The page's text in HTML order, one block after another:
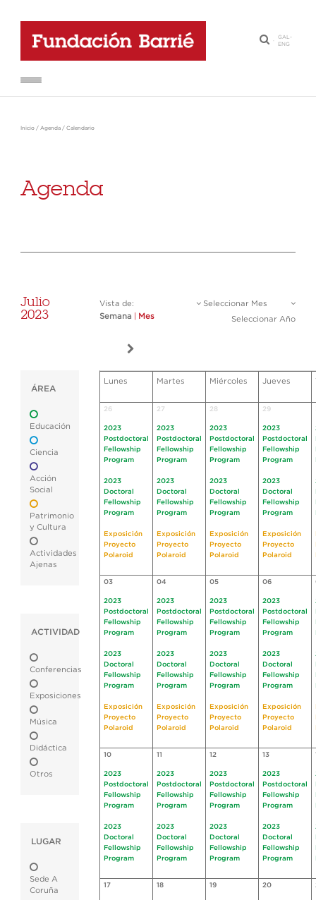
·
GAL-
ENG
Inicio / Agenda / Calendario
Agenda
Julio
2023
Vista de:
Semana
Mes
Seleccionar Mes
Seleccionar Año
ÁREA
Educación
Ciencia
Acción
Social
Patrimonio
y Cultura
Actividades
Ajenas
ACTIVIDAD
Conferencias
Exposiciones
Música
Didáctica
Otros
LUGAR
Sede A
Coruña
Lunes Martes Miércoles Jueves
26
2023
Postdoctoral
Fellowship
Program
2023
Doctoral
Fellowship
Program
Exposición
Proyecto
Polaroid
27
2023
Postdoctoral
Fellowship
Program
2023
Doctoral
Fellowship
Program
Exposición
Proyecto
Polaroid
28
2023
Postdoctoral
Fellowship
Program
2023
Doctoral
Fellowship
Program
Exposición
Proyecto
Polaroid
29
2023
Postdoctoral
Fellowship
Program
2023
Doctoral
Fellowship
Program
Exposición
Proyecto
Polaroid
03
2023
Postdoctoral
Fellowship
Program
2023
Doctoral
Fellowship
Program
Exposición
Proyecto
Polaroid
04
2023
Postdoctoral
Fellowship
Program
2023
Doctoral
Fellowship
Program
Exposición
Proyecto
Polaroid
05
2023
Postdoctoral
Fellowship
Program
2023
Doctoral
Fellowship
Program
Exposición
Proyecto
Polaroid
06
2023
Postdoctoral
Fellowship
Program
2023
Doctoral
Fellowship
Program
Exposición
Proyecto
Polaroid
10
2023
Postdoctoral
Fellowship
Program
2023
Doctoral
Fellowship
Program
11
2023
Postdoctoral
Fellowship
Program
2023
Doctoral
Fellowship
Program
12
2023
Postdoctoral
Fellowship
Program
2023
Doctoral
Fellowship
Program
13
2023
Postdoctoral
Fellowship
Program
2023
Doctoral
Fellowship
Program
17 18 19 20